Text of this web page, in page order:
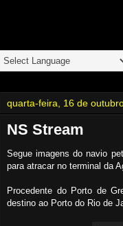
quarta-feira, 16 de
NS Stream
Segue imagens do navio
para atracar no terminal da
Procedente do Porto de
destino ao Porto do Rio de